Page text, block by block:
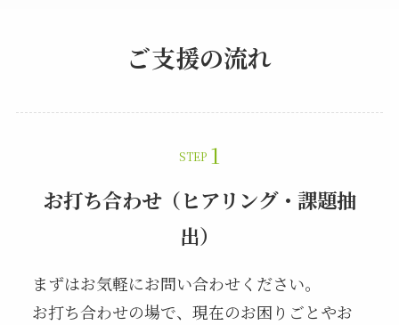
ご支援の流れ
STEP
お打ち合わせ（ヒアリング・課題抽
出）
まずはお気軽にお問い合わせください。
お打ち合わせの場で、現在のお困りごとやお